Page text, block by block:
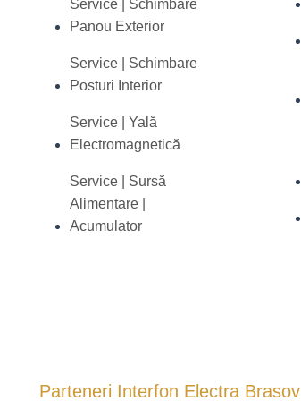
Service | Schimbare
Panou Exterior
Service | Schimbare
Posturi Interior
Service | Yală
Electromagnetică
Service | Sursă
Alimentare |
Acumulator
Parteneri Interfon Electra Brasov